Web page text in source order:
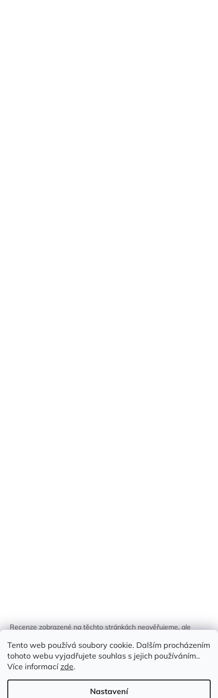
Tento web používá soubory cookie. Dalším procházením
tohoto webu vyjadřujete souhlas s jejich používáním..
Více informacízde.
Nastavení
Recenze zobrazené na těchto stránkách neověřujeme, ale
identifikován.
Vytvořil Shoptet